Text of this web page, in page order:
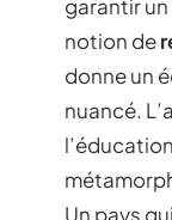
garantir
notion de
donne un
nuancé.
Un pays